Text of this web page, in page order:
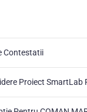
Contestatii
Proiect SmartLab